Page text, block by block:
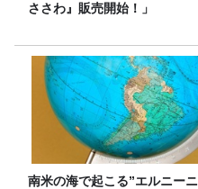
ささわ』販売開始！」
南米の海で起こる”エルニーニ